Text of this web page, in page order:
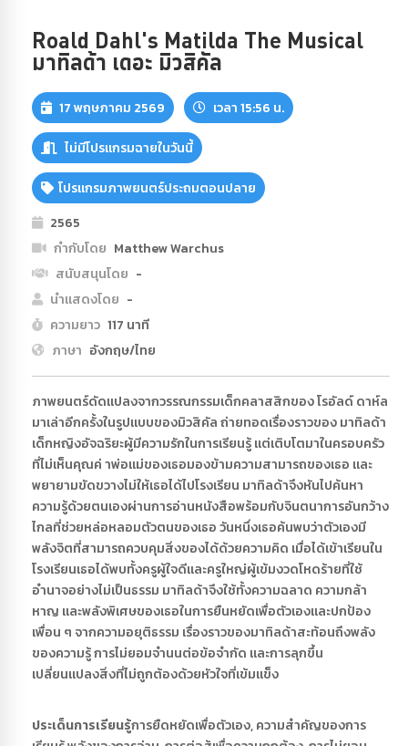
Roald Dahl's Matilda The Musical
มาทิลด้า เดอะ มิวสิคัล
17 พฤษภาคม 2569 เวลา 15:56 น.
ไม่มีโปรแกรมฉายในวันนี้
โปรแกรมภาพยนตร์ประถมตอนปลาย
2565
กำกับโดย Matthew Warchus
สนับสนุนโดย -
นำแสดงโดย -
ความยาว 117 นาที
ภาษา อังกฤษ/ไทย
ภาพยนตร์ดัดแปลงจากวรรณกรรมเด็กคลาสสิกของ โรอัลด์ ดาห์ล
มาเล่าอีกครั้งในรูปแบบของมิวสิคัล ถ่ายทอดเรื่องราวของ มาทิลด้า
เด็กหญิงอัจฉริยะผู้มีความรักในการเรียนรู้ แต่เติบโตมาในครอบครัว
ที่ไม่เห็นคุณค่ าพ่อแม่ของเธอมองข้ามความสามารถของเธอ และ
พยายามขัดขวางไม่ให้เธอได้ไปโรงเรียน มาทิลด้าจึงหันไปค้นหา
ความรู้ด้วยตนเองผ่านการอ่านหนังสือพร้อมกับจินตนาการอันกว้าง
ไกลที่ช่วยหล่อหลอมตัวตนของเธอ วันหนึ่งเธอค้นพบว่าตัวเองมี
พลังจิตที่สามารถควบคุมสิ่งของได้ด้วยความคิด เมื่อได้เข้าเรียนใน
โรงเรียนเธอได้พบทั้งครูผู้ใจดีและครูใหญ่ผู้เข้มงวดโหดร้ายที่ใช้
อำนาจอย่างไม่เป็นธรรม มาทิลด้าจึงใช้ทั้งความฉลาด ความกล้า
หาญ และพลังพิเศษของเธอในการยืนหยัดเพื่อตัวเองและปกป้อง
เพื่อน ๆ จากความอยุติธรรม เรื่องราวของมาทิลด้าสะท้อนถึงพลัง
ของความรู้ การไม่ยอมจำนนต่อข้อจำกัด และการลุกขึ้น
เปลี่ยนแปลงสิ่งที่ไม่ถูกต้องด้วยหัวใจที่เข้มแข็ง
ประเด็นการเรียนรู้การยืดหยัดเพื่อตัวเอง, ความสำคัญของการ